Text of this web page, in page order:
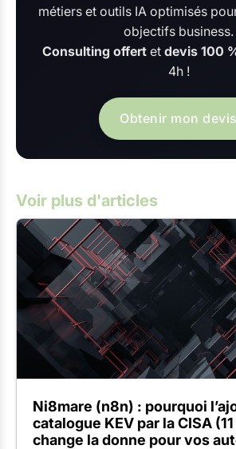
métiers et outils IA optimisés
objectifs business.
Consulting offert et devis 100
4h !
Obtenir mon devis
Voir plus d'articles
Ni8mare (n8n) : pourquoi
catalogue KEV par la CISA
change la donne pour vos